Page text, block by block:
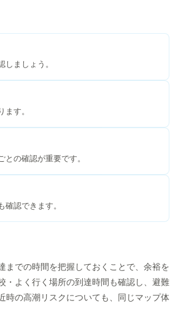
ましょう。
す。
の確認が重要です。
認できます。
までの時間を把握しておくことで、余裕を
・よく行く場所の到達時間も確認し、避難
時の高潮リスクについても、同じマップ体